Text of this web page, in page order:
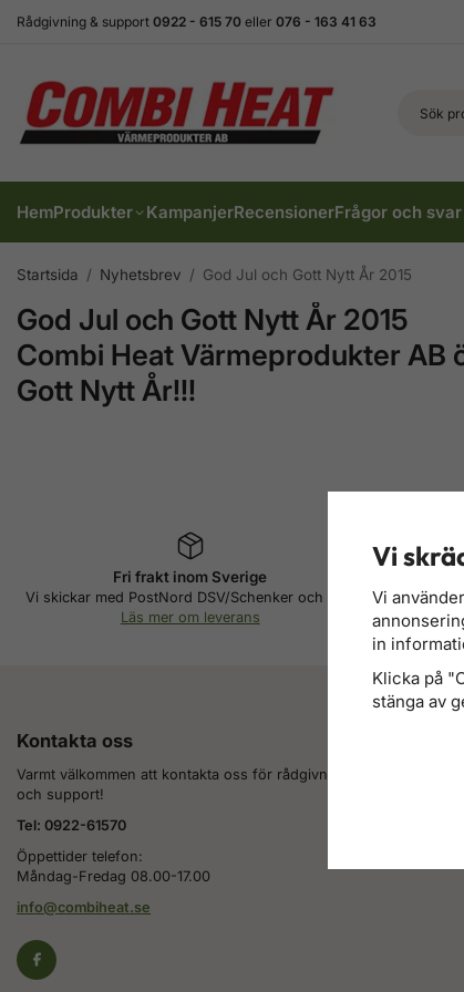
Rådgivning & support 0922 - 615 70 eller 076 - 163 41 63
HemProdukter KampanjerRecensionerFrågor och svar
Startsida / Nyhetsbrev / God Jul och Gott Nytt År 2015
God Jul och Gott Nytt År 2015
Combi Heat Värmeprodukter AB
Gott Nytt År!!!
Fri frakt inom Sverige
Vi skickar med PostNord DSV/Schenker och DHL
Läs mer om leverans
Kontakta oss
Varmt välkommen att kontakta oss för rådgivning
och support!
Tel: 0922-61570
Öppettider telefon:
Måndag-Fredag 08.00-17.00
info@combiheat.se
Vi
Vi
in
Klicka på
stänga av